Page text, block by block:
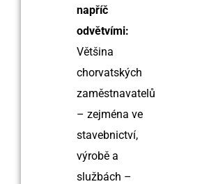
napříč
odvětvími:
Většina
chorvatských
zaměstnavatelů
– zejména ve
stavebnictví,
výrobě a
službách –